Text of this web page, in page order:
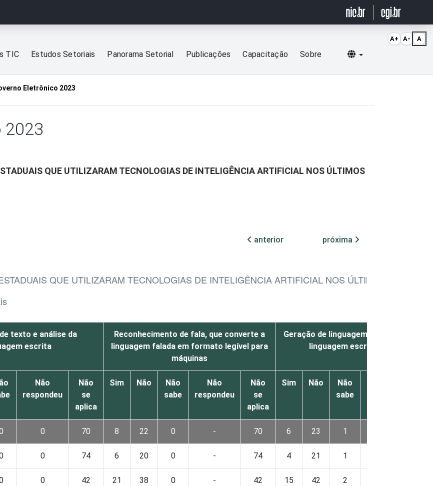
TIC Estudos Setoriais Panorama Setorial Publicações Capacitação Sobre Selecionar idioma
Eletrônico 2023
2023
QUE UTILIZARAM TECNOLOGIAS DE INTELIGÊNCIA ARTIFICIAL NOS ÚLTIMOS
anterior
próxima
QUE UTILIZARAM TECNOLOGIAS DE INTELIGÊNCIA ARTIFICIAL NOS ÚLTIMOS 12
texto e análise da
escrita
Reconhecimento de fala, que converte a
linguagem falada em formato legível para
máquinas
Geração de linguagem natural (GLN)
linguagem escrita ou falada
Não
respondeu
Não
se
aplica
Sim Não
Não
sabe
Não
respondeu
Não
se
aplica
Sim Não
Não
sabe
0 70 8 22 0 - 70 6 23 1
0 74 6 20 0 - 74 4 21 1
0 42 21 38 0 - 42 15 42 2
A+ A- A